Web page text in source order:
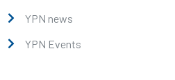
YPN news
YPN Events